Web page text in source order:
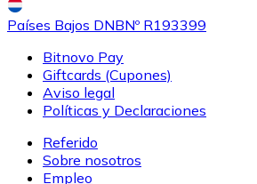
Países Bajos DNBNº R193399
Bitnovo Pay
Giftcards (Cupones)
Aviso legal
Políticas y Declaraciones
Referido
Sobre nosotros
Empleo